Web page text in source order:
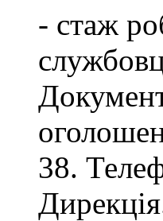
- стаж
38.